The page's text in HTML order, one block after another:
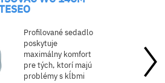
Profilované sedadlo
poskytuje
maximálny komfort
pre tých, ktorí majú
problémy s kĺbmi